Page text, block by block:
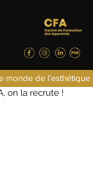
monde de
on la recrute !
lecture